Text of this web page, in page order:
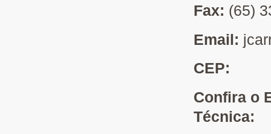
Fax: (65)
Email:
CEP:
Confira o
Técnica: